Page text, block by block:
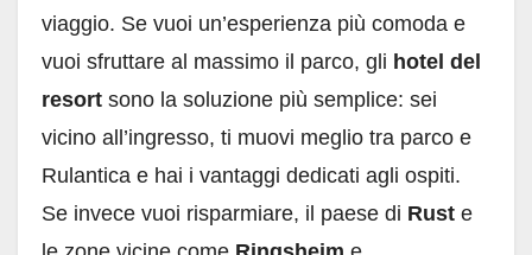
viaggio. Se vuoi un’esperienza più comoda e
vuoi sfruttare al massimo il parco, gli hotel del
resort sono la soluzione più semplice: sei
vicino all’ingresso, ti muovi meglio tra parco e
Rulantica e hai i vantaggi dedicati agli ospiti.
Se invece vuoi risparmiare, il paese di Rust e